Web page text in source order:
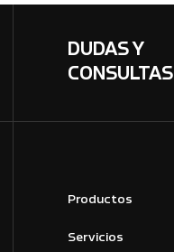
DUDAS Y
CONSULTAS
Productos
Servicios